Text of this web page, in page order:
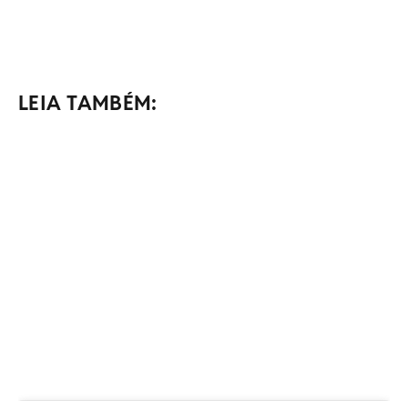
LEIA TAMBÉM: